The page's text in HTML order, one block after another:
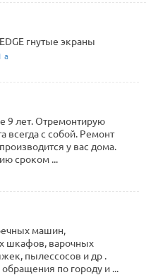
гнутые экраны
а
9 лет. Отремонтирую
с собой. Ремонт
у вас дома.
сроком ...
машин,
шкафов, варочных
пылессосов и др .
по городу и ...